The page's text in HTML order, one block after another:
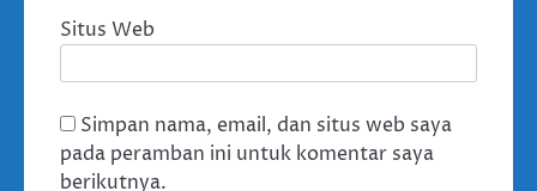
Situs Web
Simpan nama, email, dan situs web saya
pada peramban ini untuk komentar saya
berikutnya.